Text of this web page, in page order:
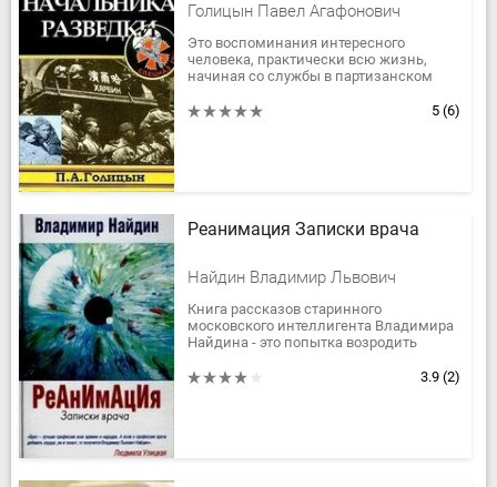
Голицын Павел Агафонович
Это воспоминания интересного
человека, практически всю жизнь,
начиная со службы в партизанском
Отечественной войны, прослужившего
5 (6)
Реанимация Записки врача
Найдин Владимир Львович
Книга рассказов старинного
московского интеллигента Владимира
Найдина - это попытка возродить
записок" на современном материале.
3.9 (2)